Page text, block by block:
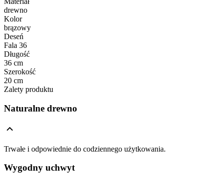
drewno
Kolor
brązowy
Deseń
Fala 36
Długość
36 cm
Szerokość
20 cm
Zalety produktu
Naturalne drewno
Trwałe i odpowiednie do codziennego użytkowania.
Wygodny uchwyt